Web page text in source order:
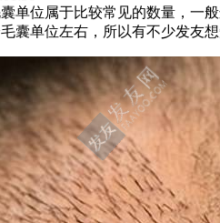
单位属于比较常见的数量，一
囊单位左右，所以有不少发友